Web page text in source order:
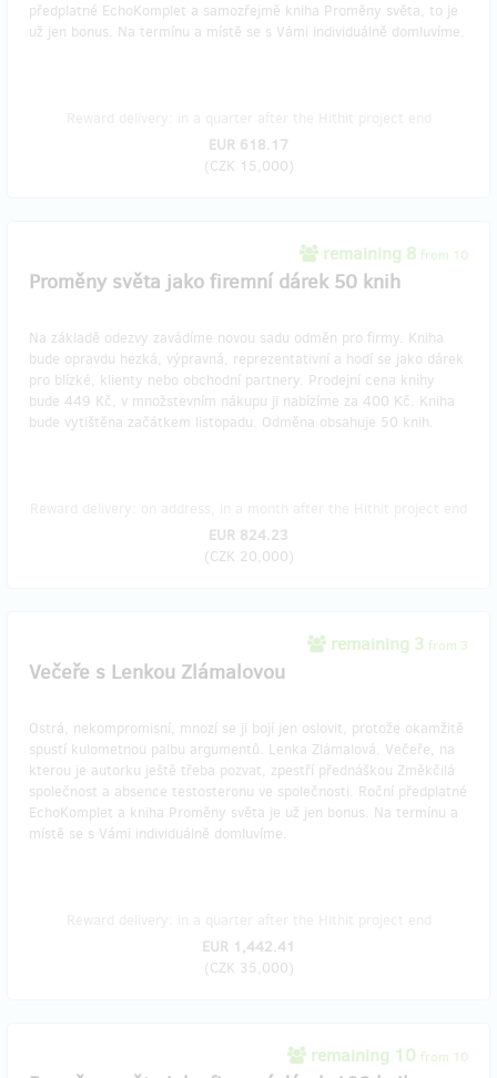
předplatné EchoKomplet a samozřejmě kniha Proměny světa, to je
už jen bonus. Na termínu a místě se s Vámi individuálně domluvíme.
EUR 618.17
(CZK 15,000)
remaining 8 from 10
Proměny světa jako firemní dárek 50 knih
Na základě odezvy zavádíme novou sadu odměn pro firmy. Kniha
bude opravdu hezká, výpravná, reprezentativní a hodí se jako dárek
pro blízké, klienty nebo obchodní partnery. Prodejní cena knihy
bude 449 Kč, v množstevním nákupu ji nabízíme za 400 Kč. Kniha
bude vytištěna začátkem listopadu. Odměna obsahuje 50 knih.
EUR 824.23
(CZK 20,000)
remaining 3 from 3
Večeře s Lenkou Zlámalovou
Ostrá, nekompromisní, mnozí se ji bojí jen oslovit, protože okamžitě
spustí kulometnou palbu argumentů. Lenka Zlámalová. Večeře, na
kterou je autorku ještě třeba pozvat, zpestří přednáškou Změkčilá
společnost a absence testosteronu ve společnosti. Roční předplatné
EchoKomplet a kniha Proměny světa je už jen bonus. Na termínu a
místě se s Vámi individuálně domluvíme.
EUR 1,442.41
(CZK 35,000)
remaining 10 from 10